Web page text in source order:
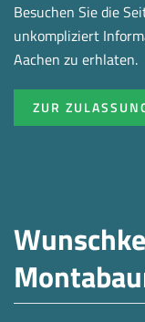
Besuchen Sie die
unkompliziert
Aachen zu erhlaten.
ZUR